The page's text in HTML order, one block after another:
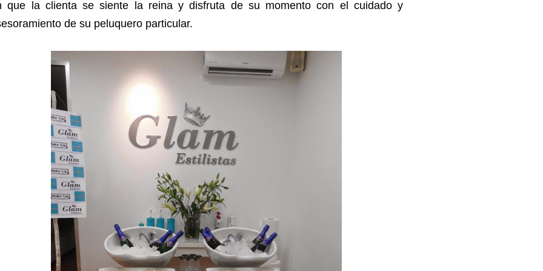
que la clienta se siente la reina y disfruta de su momento con el cuidado y
de su peluquero particular.